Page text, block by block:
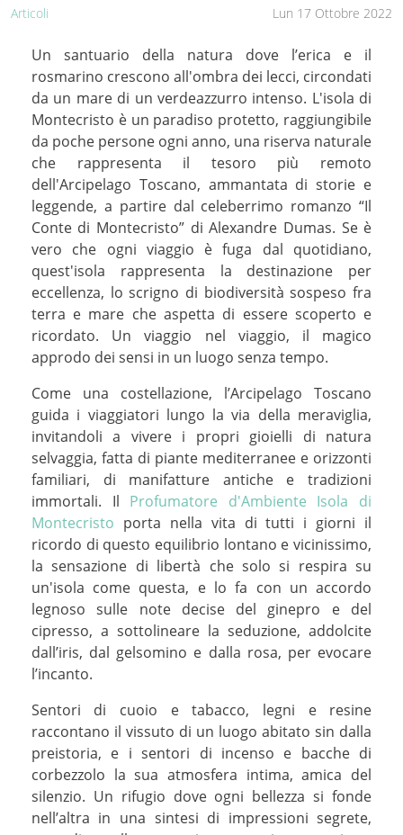
Lun 17 Ottobre 2022
Articoli
Un santuario della natura dove l’erica e il
rosmarino crescono all'ombra dei lecci, circondati
da un mare di un verdeazzurro intenso. L'isola di
Montecristo è un paradiso protetto, raggiungibile
da poche persone ogni anno, una riserva naturale
che rappresenta il tesoro più remoto
dell'Arcipelago Toscano, ammantata di storie e
leggende, a partire dal celeberrimo romanzo “Il
Conte di Montecristo” di Alexandre Dumas. Se è
vero che ogni viaggio è fuga dal quotidiano,
quest'isola rappresenta la destinazione per
eccellenza, lo scrigno di biodiversità sospeso fra
terra e mare che aspetta di essere scoperto e
ricordato. Un viaggio nel viaggio, il magico
approdo dei sensi in un luogo senza tempo.
Come una costellazione, l’Arcipelago Toscano
guida i viaggiatori lungo la via della meraviglia,
invitandoli a vivere i propri gioielli di natura
selvaggia, fatta di piante mediterranee e orizzonti
familiari, di manifatture antiche e tradizioni
immortali. Il Profumatore d'Ambiente Isola di
Montecristo porta nella vita di tutti i giorni il
ricordo di questo equilibrio lontano e vicinissimo,
la sensazione di libertà che solo si respira su
un'isola come questa, e lo fa con un accordo
legnoso sulle note decise del ginepro e del
cipresso, a sottolineare la seduzione, addolcite
dall’iris, dal gelsomino e dalla rosa, per evocare
l’incanto.
Sentori di cuoio e tabacco, legni e resine
raccontano il vissuto di un luogo abitato sin dalla
preistoria, e i sentori di incenso e bacche di
corbezzolo la sua atmosfera intima, amica del
silenzio. Un rifugio dove ogni bellezza si fonde
nell’altra in una sintesi di impressioni segrete,